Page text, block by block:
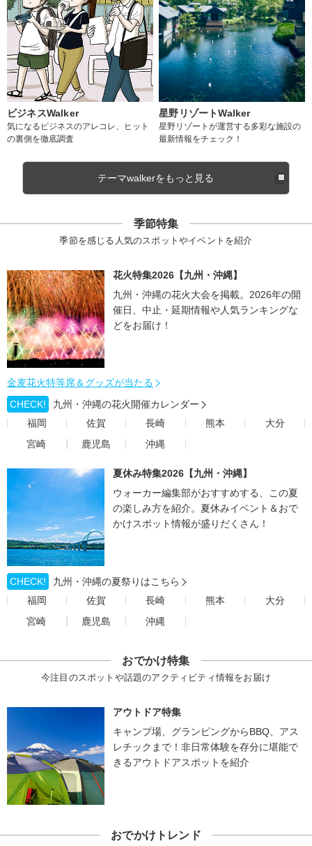
ビジネスWalker
気になるビジネスのアレコレ、ヒット
の裏側を徹底調査
星野リゾートWalker
星野リゾートが運営する多彩な施設の
最新情報をチェック！
テーマwalkerをもっと見る
季節特集
季節を感じる人気のスポットやイベントを紹介
花火特集2026【九州・沖縄】
九州・沖縄の花火大会を掲載。2026年の開
催日、中止・延期情報や人気ランキングな
どをお届け！
金麦花火特等席＆グッズが当たる
CHECK!
九州・沖縄の花火開催カレンダー
福岡
佐賀 長崎 熊本
大分
宮崎
鹿児島 沖縄
夏休み特集2026【九州・沖縄】
ウォーカー編集部がおすすめする、この夏
の楽しみ方を紹介。夏休みイベント＆おで
かけスポット情報が盛りだくさん！
CHECK!
九州・沖縄の夏祭りはこちら
福岡
佐賀 長崎 熊本
大分
宮崎
鹿児島 沖縄
おでかけ特集
今注目のスポットや話題のアクティビティ情報をお届け
アウトドア特集
キャンプ場、グランピングからBBQ、アス
レチックまで！非日常体験を存分に堪能で
きるアウトドアスポットを紹介
おでかけトレンド